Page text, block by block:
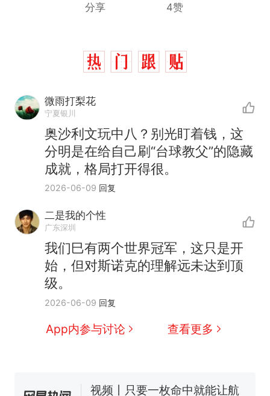
分享 4赞
微雨打梨花
宁夏银川
奥沙利文玩中八？别光盯着钱，这
分明是在给自己刷“台球教父”的隐藏
成就，格局打开得很。
2026-06-09 回复
二是我的个性
广东深圳
我们巳有两个世界冠军，这只是开
始，但对斯诺克的理解远未达到顶
级。
2026-06-09 回复
App内参与讨论 查看更多
热 十多万人报名的考试，成绩
全部作废，公平么？
家，刚改国名，总统就邀请中
国大使骑行绕了几乎整个国境
线一圈，还曾两次到中国寻根
搬家报价570元，搬到楼下交
空调24小时开着反而更省电？